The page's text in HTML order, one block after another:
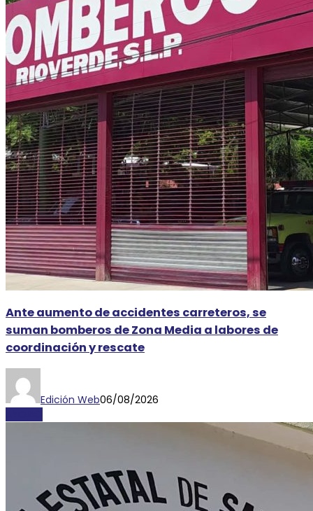
Ante aumento de accidentes carreteros, se
suman bomberos de Zona Media a labores de
coordinación y rescate
Edición Web06/08/2026